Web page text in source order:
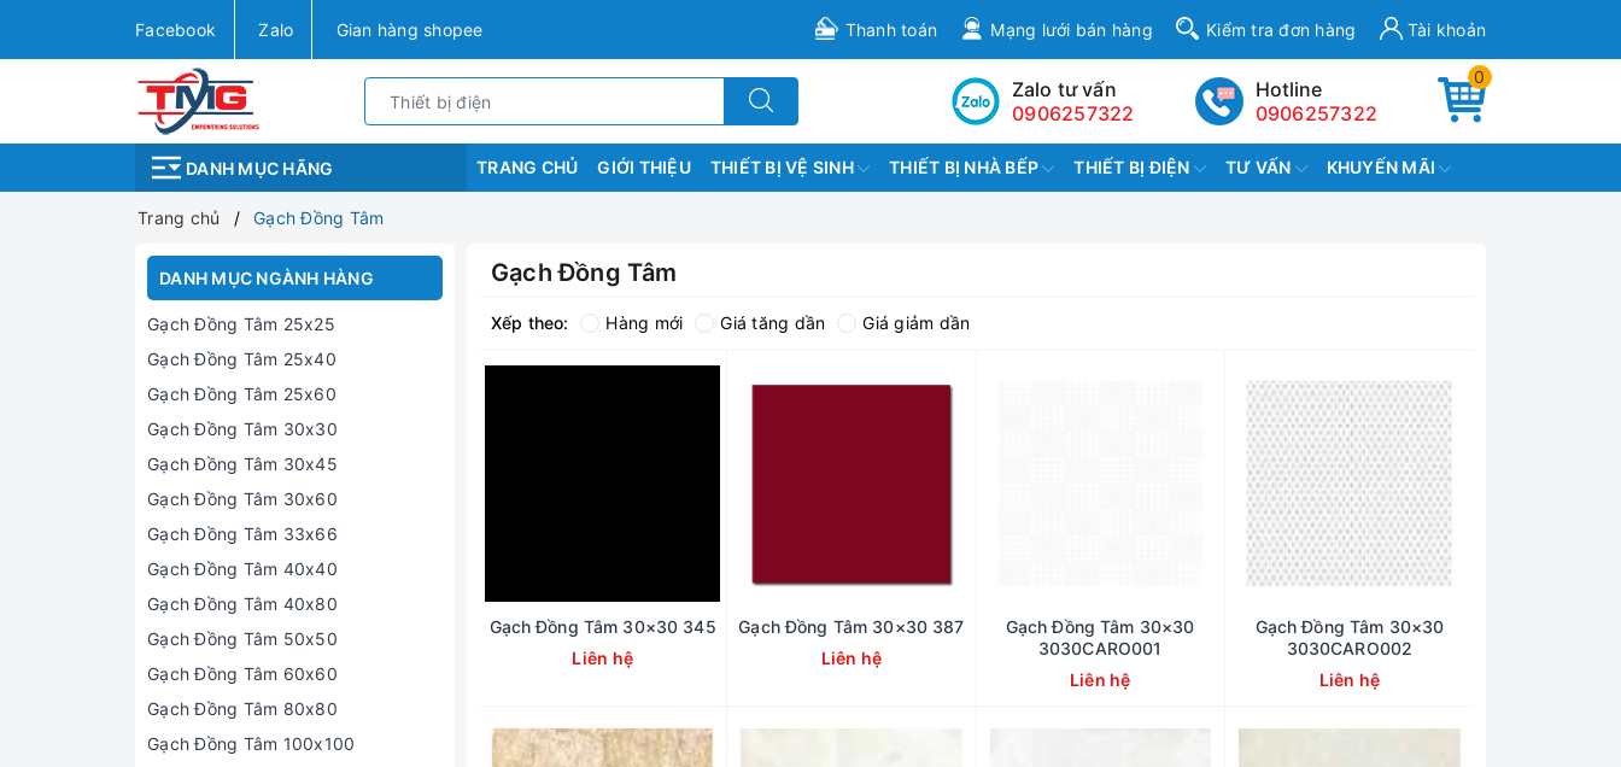
Facebook Zalo Gian hàng shopee Thanh toán Mạng lưới bán hàng Kiểm tra đơn hàng Tài khoản
0
Hotline
0906257322
Zalo tư vấn
0906257322
DANH MỤC HÃNG TRANG CHỦ GIỚI THIỆU THIẾT BỊ VỆ SINH THIẾT BỊ NHÀ BẾP THIẾT BỊ ĐIỆN TƯ VẤN KHUYẾN MÃI
Trang chủ Gạch Đồng Tâm
DANH MỤC NGÀNH HÀNG
Gạch Đồng Tâm 25x25
Gạch Đồng Tâm 25x40
Gạch Đồng Tâm 25x60
Gạch Đồng Tâm 30x30
Gạch Đồng Tâm 30x45
Gạch Đồng Tâm 30x60
Gạch Đồng Tâm 33x66
Gạch Đồng Tâm 40x40
Gạch Đồng Tâm 40x80
Gạch Đồng Tâm 50x50
Gạch Đồng Tâm 60x60
Gạch Đồng Tâm 80x80
Gạch Đồng Tâm 100x100
Gạch Đồng Tâm
Xếp theo: Hàng mới Giá tăng dần Giá giảm dần
Gạch Đồng Tâm 30×30 345
Liên hệ
Gạch Đồng Tâm 30×30 387
Liên hệ
Gạch Đồng Tâm 30×30
3030CARO001
Liên hệ
Gạch Đồng Tâm 30×30
3030CARO002
Liên hệ